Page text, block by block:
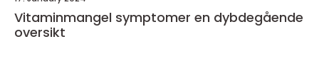
Vitaminmangel symptomer en dybdegående
oversikt